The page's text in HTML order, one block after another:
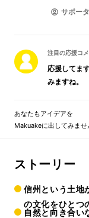
サポー
注目の応援コ
応援してま
みますね。
あなたもアイデアを
Makuakeに出してみませ
ストーリー
信州という土地
の文化をひとつ
自然と向き合い